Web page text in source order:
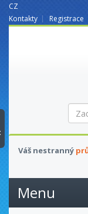
CZ
Kontakty
Registrace
Váš nestranný
Menu